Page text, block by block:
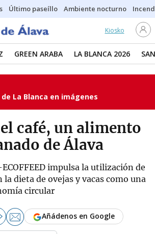
Último paseíllo Ambiente nocturno
Kiosko
GREEN ARABA LA BLANCA 2026
La Blanca en imágenes
café, un alimento
de Álava
impulsa la utilización de
dieta de ovejas y vacas como una
circular
Añádenos en Google